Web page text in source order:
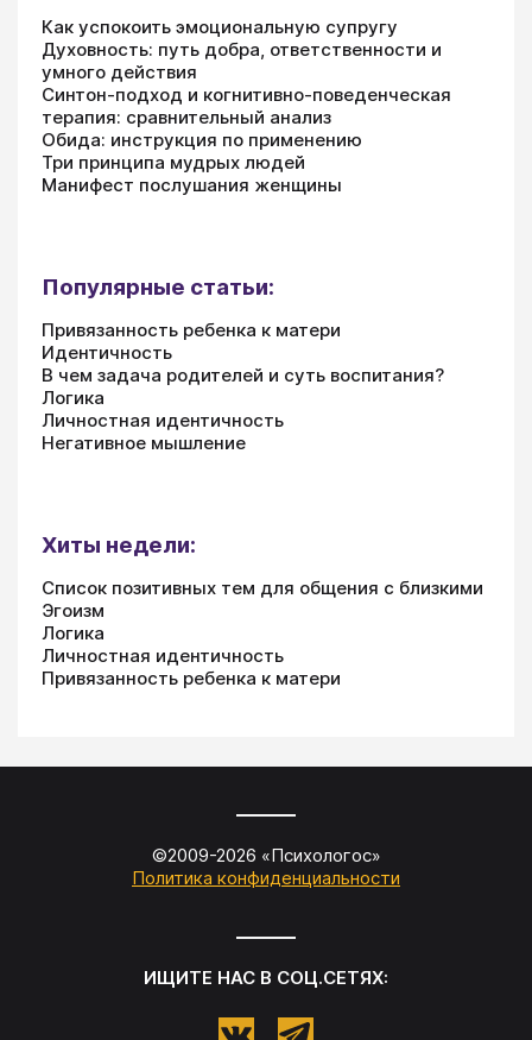
Как успокоить эмоциональную супругу
Духовность: путь добра, ответственности и
умного действия
Синтон-подход и когнитивно-поведенческая
терапия: сравнительный анализ
Обида: инструкция по применению
Три принципа мудрых людей
Манифест послушания женщины
Популярные статьи:
Привязанность ребенка к матери
Идентичность
В чем задача родителей и суть воспитания?
Логика
Личностная идентичность
Негативное мышление
Хиты недели:
Список позитивных тем для общения с близкими
Эгоизм
Логика
Личностная идентичность
Привязанность ребенка к матери
©2009-2026 «Психологос»
Политика конфиденциальности
ИЩИТЕ НАС В СОЦ.СЕТЯХ: